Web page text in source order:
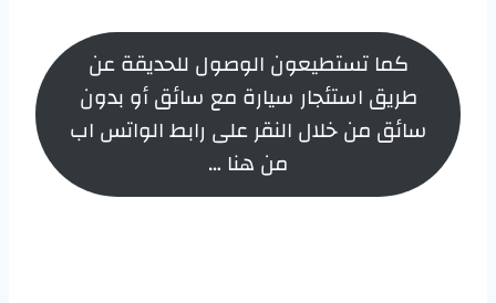
كما تستطيعون الوصول للحديقة عن
طريق استئجار سيارة مع سائق أو بدون
سائق من خلال النقر على رابط الواتس اب
من هنا …